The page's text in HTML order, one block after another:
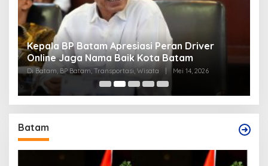
Kepala BP Batam Apresiasi Peran Driver
Online Jaga Nama Baik Kota Batam
Di Batam, BP Batam, Transportasi, Wisata | Mei 14, 2026
Batam